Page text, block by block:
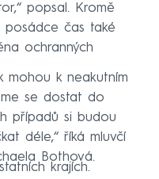
popsal. Kromě
posádce čas také
ochranných
mohou k neakutním
se dostat do
případů si budou
déle,“ říká mluvčí
Bothová.
krajích.